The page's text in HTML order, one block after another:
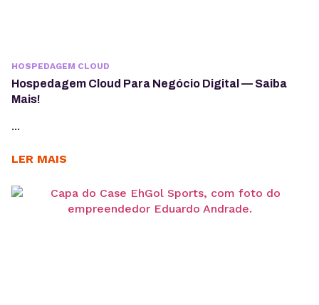
HOSPEDAGEM CLOUD
Hospedagem Cloud Para Negócio Digital — Saiba
Mais!
...
LER MAIS